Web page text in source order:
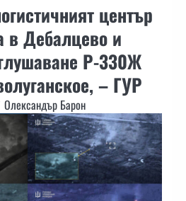
център
в Дебалцево и
Р-330Ж
– ГУР
Олександър Барон